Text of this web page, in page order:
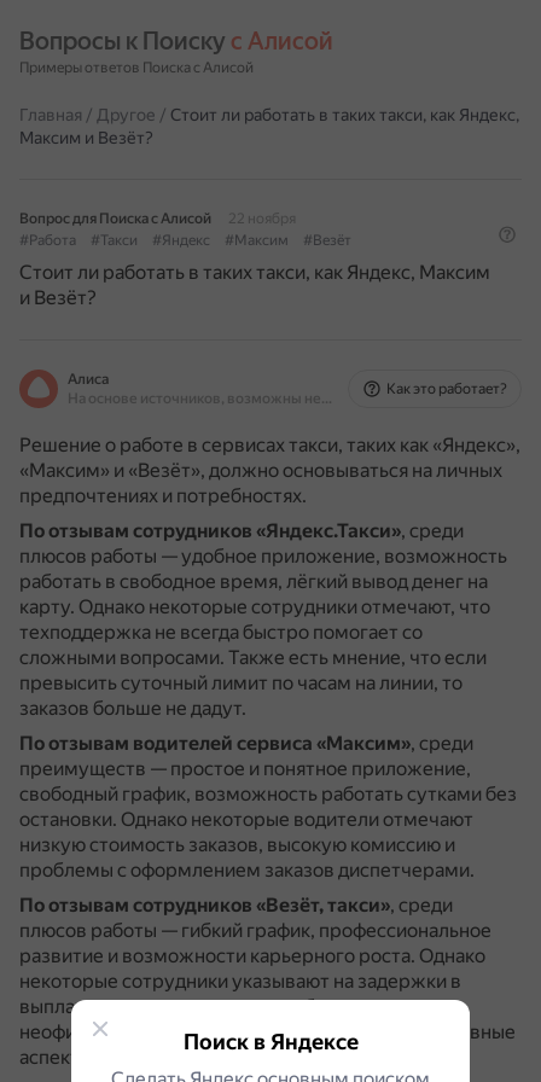
Вопросы к Поиску с Алисой
Примеры ответов Поиска с Алисой
Главная / Другое / Стоит ли работать в таких такси, как Яндекс,
Максим и Везёт?
Вопрос для Поиска с Алисой
22 ноября
#Работа
#Такси #Яндекс #Максим #Везёт
Стоит ли работать в таких такси, как Яндекс, Максим
и Везёт?
Алиса
На основе источников, возможны неточности
Как это работает?
Решение о работе в сервисах такси, таких как «Яндекс»,
«Максим» и «Везёт», должно основываться на личных
предпочтениях и потребностях.
По отзывам сотрудников «Яндекс.Такси», среди
плюсов работы — удобное приложение, возможность
работать в свободное время, лёгкий вывод денег на
карту. Однако некоторые сотрудники отмечают, что
техподдержка не всегда быстро помогает со
сложными вопросами. Также есть мнение, что если
превысить суточный лимит по часам на линии, то
заказов больше не дадут.
По отзывам водителей сервиса «Максим», среди
преимуществ — простое и понятное приложение,
свободный график, возможность работать сутками без
остановки. Однако некоторые водители отмечают
низкую стоимость заказов, высокую комиссию и
проблемы с оформлением заказов диспетчерами.
По отзывам сотрудников «Везёт, такси», среди
плюсов работы — гибкий график, профессиональное
развитие и возможности карьерного роста. Однако
некоторые сотрудники указывают на задержки в
выплате зарплаты, низкую заработную плату,
неофициальное трудоустройство и другие негативные
аспекты.
Поиск в Яндексе